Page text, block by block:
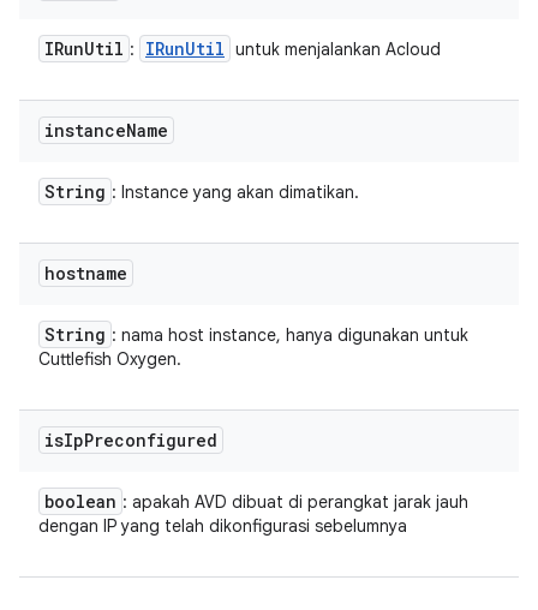
IRunUtil : IRunUtil untuk menjalankan Acloud
instanceName
String : Instance yang akan dimatikan.
hostname
String : nama host instance, hanya digunakan untuk
Cuttlefish Oxygen.
isIpPreconfigured
boolean : apakah AVD dibuat di perangkat jarak jauh
dengan IP yang telah dikonfigurasi sebelumnya